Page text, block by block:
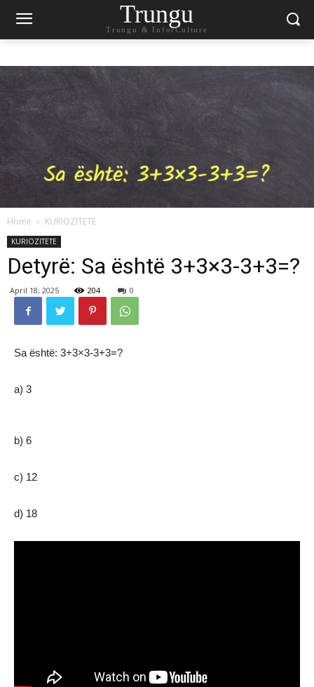
Trungu
Trungu & InforCulture
Home KURIOZITETE
KURIOZITETE
Detyrë: Sa është 3+3×3-3+3=?
April 18, 2025 204 0
Sa është: 3+3×3-3+3=?
a) 3
b) 6
c) 12
d) 18